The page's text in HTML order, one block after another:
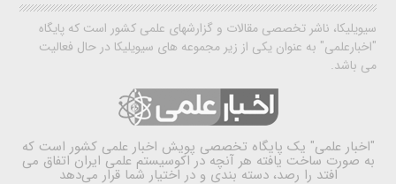
سیویلیکا، ناشر تخصصی مقالات و گزارشهای علمی کشور است که پایگاه
"اخبارعلمی" به عنوان یکی از زیر مجموعه های سیویلیکا در حال فعالیت
می باشد.
"اخبار علمی" یک پایگاه تخصصی پویش اخبار علمی کشور است که
به صورت ساخت یافته هر آنچه در اکوسیستم علمی ایران اتفاق می
افتد را رصد، دسته بندی و در اختیار شما قرار می‌دهد